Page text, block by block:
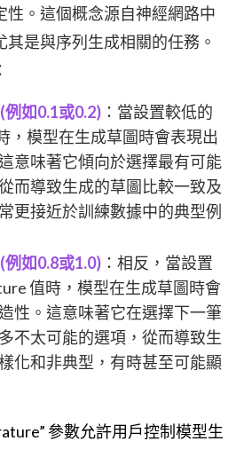
性。這個概念源自神經網路中
是與序列生成相關的任務。
如0.1或0.2) ：當設置較低的
，模型在生成草圖時會表現出
意味著它傾向於選擇最有可能
而導致生成的草圖比較一致及
更接近於訓練數據中的典型例
如0.8或1.0) ：相反，當設置
值時，模型在生成草圖時會
性。這意味著它在選擇下一筆
不太可能的選項，從而導致生
化和非典型，有時甚至可能顯
參數允許用戶控制模型生